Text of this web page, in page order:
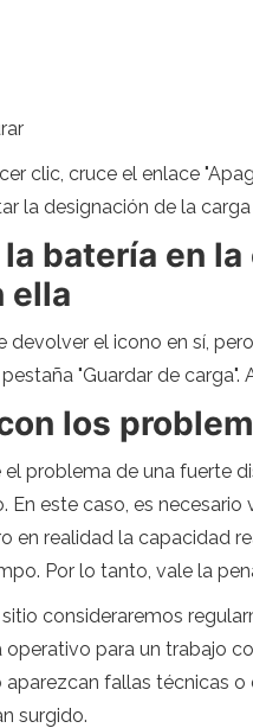
clic, cruce el enlace
la designación de la
la batería en
ella
devolver el icono en sí,
"Guardar de
los
problema de una fuerte
este caso, es
en realidad la capacidad
Por lo tanto, vale la
consideraremos
para un trabajo
fallas técnicas
surgido.